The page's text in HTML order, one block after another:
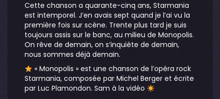
Cette chanson a quarante-cinq ans, Starmania
est intemporel. J’en avais sept quand je l’ai vu la
première fois sur scène. Trente plus tard je suis
toujours assis sur le banc, au milieu de Monopolis.
On rêve de demain, on s’inquiète de demain,
nous sommes déjà demain.
« Monopolis » est une chanson de l’opéra rock
Starmania, composée par Michel Berger et écrite
par Luc Plamondon. Sam à la vidéo